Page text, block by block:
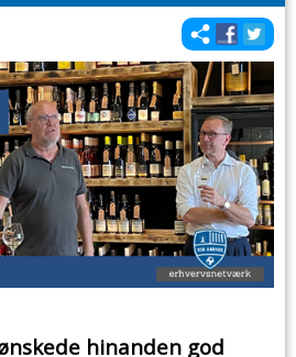
hinanden god